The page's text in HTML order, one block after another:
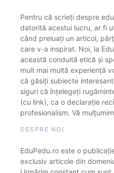
Pentru că scrieți despre
datorită acestui lucru, ar fi
când preluați un articol,
care v-a inspirat. Noi, la
această conduită etică și
mult mai multă experiență
că găsiți subiecte
siguri că înțelegeți
(cu link), ca o declarație
profesionalism. Vă
DESPRE NOI
EduPedu.ro este o
exclusiv articole din